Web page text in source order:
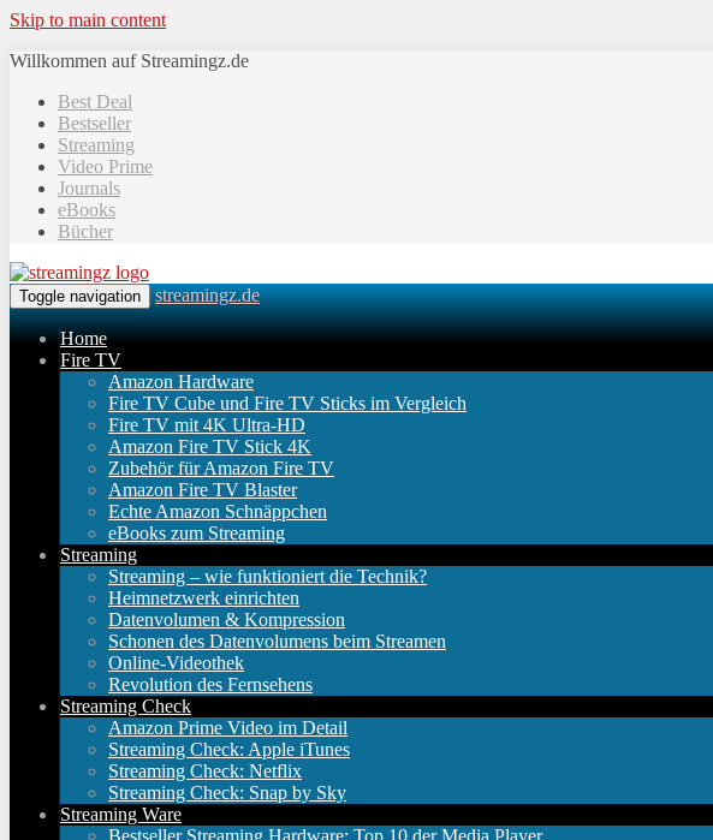
Skip to main content
Willkommen auf Streamingz.de
Best Deal
Bestseller
Streaming
Video Prime
Journals
eBooks
Bücher
Toggle navigation streamingz.de
Home
Fire TV
Amazon Hardware
Fire TV Cube und Fire TV Sticks im Vergleich
Fire TV mit 4K Ultra-HD
Amazon Fire TV Stick 4K
Zubehör für Amazon Fire TV
Amazon Fire TV Blaster
Echte Amazon Schnäppchen
eBooks zum Streaming
Streaming
Streaming – wie funktioniert die Technik?
Heimnetzwerk einrichten
Datenvolumen & Kompression
Schonen des Datenvolumens beim Streamen
Online-Videothek
Revolution des Fernsehens
Streaming Check
Amazon Prime Video im Detail
Streaming Check: Apple iTunes
Streaming Check: Netflix
Streaming Check: Snap by Sky
Streaming Ware
Bestseller Streaming Hardware: Top 10 der Media Player